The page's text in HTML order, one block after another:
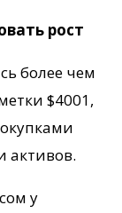
рост
более чем
$4001,
активов.
у